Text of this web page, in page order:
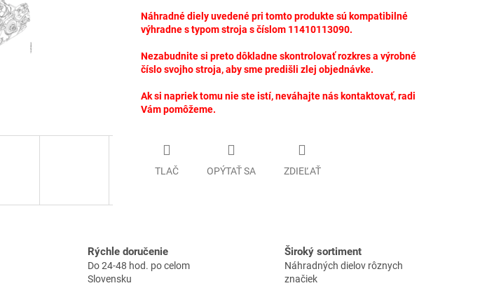
Náhradné diely uvedené pri tomto produkte sú kompatibilné
výhradne s typom stroja s číslom 11410113090.
Nezabudnite si preto dôkladne skontrolovať rozkres a výrobné
číslo svojho stroja, aby sme predišli zlej objednávke.
Ak si napriek tomu nie ste istí, neváhajte nás kontaktovať, radi
Vám pomôžeme.
TLAČ OPÝTAŤ SA ZDIEĽAŤ
Rýchle doručenie
Do 24-48 hod. po celom
Slovensku
Široký sortiment
Náhradných dielov rôznych
značiek